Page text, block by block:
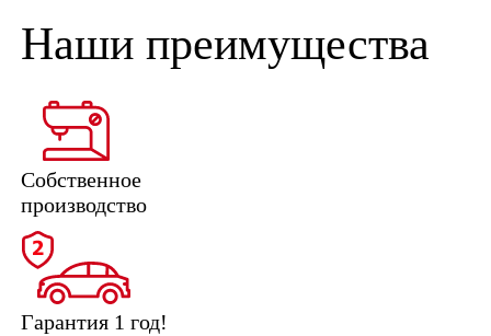
Наши преимущества
Собственное
производство
Гарантия 1 год!